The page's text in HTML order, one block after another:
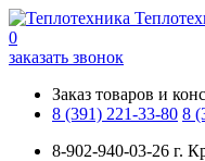
0
заказать звонок
Заказ товаров и
8 (391) 221-33-80 8
8-902-940-03-26 г.